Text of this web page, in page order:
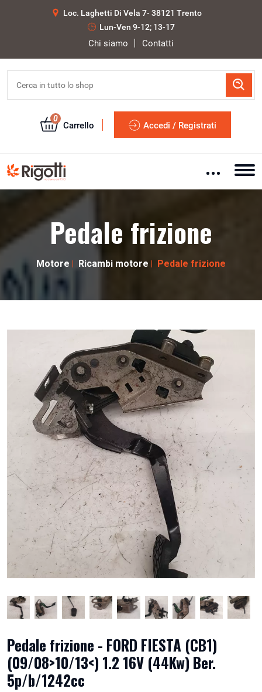
Loc. Laghetti Di Vela 7- 38121 Trento
Lun-Ven 9-12; 13-17
Chi siamo Contatti
0
Carrello Accedi / Registrati
Pedale frizione
Motore Ricambi motore Pedale frizione
Pedale frizione - FORD FIESTA (CB1)
(09/08>10/13<) 1.2 16V (44Kw) Ber.
5p/b/1242cc